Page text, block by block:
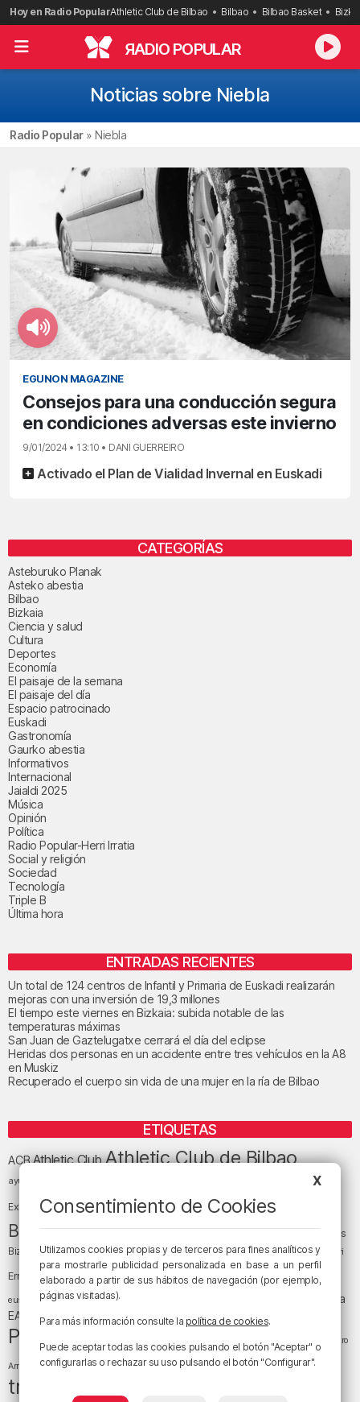
Saltar
al
contenido
Hoy en Radio PopularAthletic Club de Bilbao Bilbao Bilbao Basket
RADIO POPULAR
Noticias sobre Niebla
Radio Popular» Niebla
EGUNON MAGAZINE
Consejos para una conducción segura
en condiciones adversas este invierno
9/01/2024 • 13:10 • DANI GUERREIRO
Activado el Plan de Vialidad Invernal en Euskadi
CATEGORÍAS
Asteburuko Planak
Asteko abestia
Bilbao
Bizkaia
Ciencia y salud
Cultura
Deportes
Economía
El paisaje de la semana
El paisaje del día
Espacio patrocinado
Euskadi
Gastronomía
Gaurko abestia
Informativos
Internacional
Jaialdi 2025
Música
Opinión
Política
Radio Popular-Herri Irratia
Social y religión
Sociedad
Tecnología
Triple B
Última hora
ENTRADAS RECIENTES
Un total de 124 centros de Infantil y Primaria de Euskadi realizarán
mejoras con una inversión de 19,3 millones
El tiempo este viernes en Bizkaia: subida notable de las
temperaturas máximas
San Juan de Gaztelugatxe cerrará el día del eclipse
Heridas dos personas en un accidente entre tres vehículos en la A8
en Muskiz
Recuperado el cuerpo sin vida de una mujer en la ría de Bilbao
ETIQUETAS
ACBAthletic ClubAthletic Club de Bilbao
ayuntamiento de Bilbao
Exhibition Center) BilbaoBilbao Basket Bizkaia
Bizkaia y sus comarcas Copa del Rey cultura
Cáritas
Bizkaia
Deusto Diócesis de Bilbao Egunon Bizkaia el tiempo Enkarterri
Ernesto Valverde Ertzaintza Euskadi (País Vasco)
euskera fiestas fútbol
LaLiga
EA Sports
Liga Endesa música noticias Osakidetza planes
Política Teatro
Arriaga tiempotiempo atmosférico tráfico
tráfico en Bizkaia
X
Consentimiento de Cookies
Utilizamos cookies propias y de terceros para fines analíticos y
para mostrarle publicidad personalizada en base a un perfil
elaborado a partir de sus hábitos de navegación (por ejemplo,
páginas visitadas).
Para más información consulte la política de cookies.
Puede aceptar todas las cookies pulsando el botón "Aceptar" o
configurarlas o rechazar su uso pulsando el botón "Configurar".